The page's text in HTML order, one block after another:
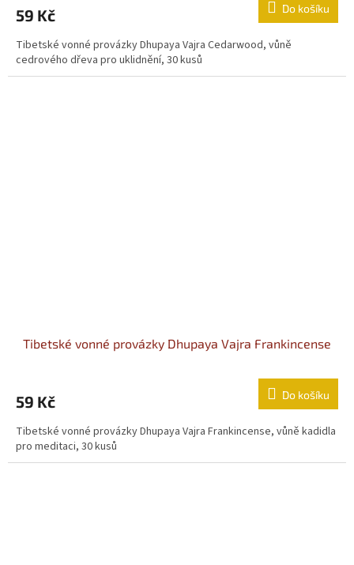
59 Kč Do košíku
Tibetské vonné provázky Dhupaya Vajra Cedarwood, vůně
cedrového dřeva pro uklidnění, 30 kusů
Tibetské vonné provázky Dhupaya Vajra Frankincense
59 Kč Do košíku
Tibetské vonné provázky Dhupaya Vajra Frankincense, vůně kadidla
pro meditaci, 30 kusů